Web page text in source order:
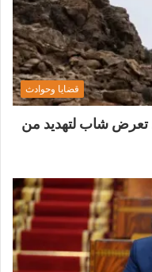
قضايا وحوادث
شاب لتهديد من